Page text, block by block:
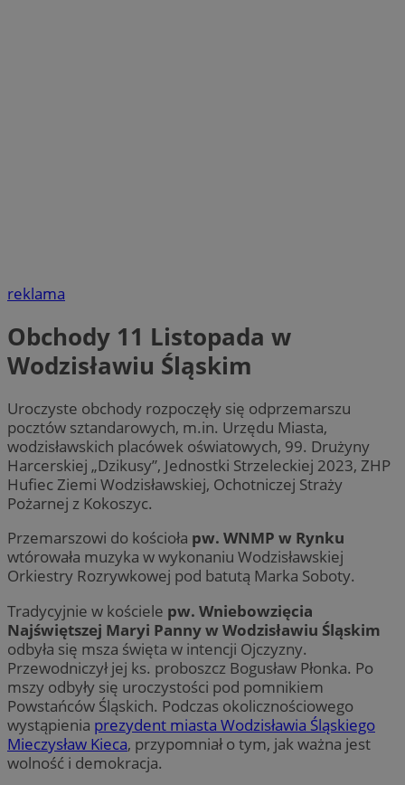
reklama
Obchody 11 Listopada w
Wodzisławiu Śląskim
Uroczyste obchody rozpoczęły się odprzemarszu
pocztów sztandarowych, m.in. Urzędu Miasta,
wodzisławskich placówek oświatowych, 99. Drużyny
Harcerskiej „Dzikusy”, Jednostki Strzeleckiej 2023, ZHP
Hufiec Ziemi Wodzisławskiej, Ochotniczej Straży
Pożarnej z Kokoszyc.
Przemarszowi do kościoła pw. WNMP w Rynku
wtórowała muzyka w wykonaniu Wodzisławskiej
Orkiestry Rozrywkowej pod batutą Marka Soboty.
Tradycyjnie w kościele pw. Wniebowzięcia
Najświętszej Maryi Panny w Wodzisławiu Śląskim
odbyła się msza święta w intencji Ojczyzny.
Przewodniczył jej ks. proboszcz Bogusław Płonka. Po
mszy odbyły się uroczystości pod pomnikiem
Powstańców Śląskich. Podczas okolicznościowego
wystąpienia prezydent miasta Wodzisławia Śląskiego
Mieczysław Kieca, przypomniał o tym, jak ważna jest
wolność i demokracja.